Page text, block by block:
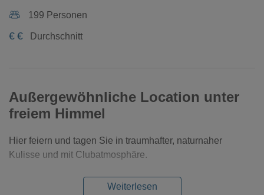
199 Personen
€ € Durchschnitt
Außergewöhnliche Location unter
freiem Himmel
Hier feiern und tagen Sie in traumhafter, naturnaher
Kulisse und mit Clubatmosphäre.
Weiterlesen